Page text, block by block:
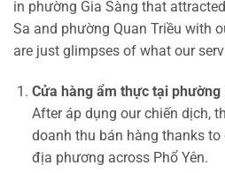
in phường Gia Sàng that
Sa and phường Quan Triều with
are just glimpses of what our
Cửa hàng ẩm thực tại
After áp dụng our chiến dịch,
doanh thu bán hàng thanks
địa phương across Phổ Yên.